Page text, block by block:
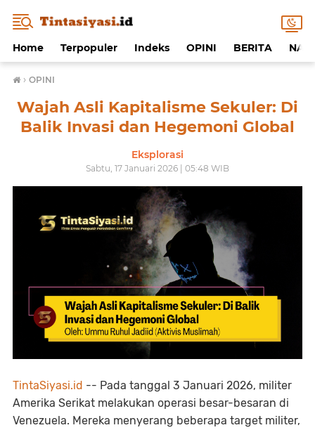
Home Terpopuler Indeks OPINI BERITA
› OPINI
Wajah Asli Kapitalisme Sekuler: Di
Balik Invasi dan Hegemoni Global
Eksplorasi
Sabtu, 17 Januari 2026 | 05:48 WIB
TintaSiyasi.id -- Pada tanggal 3 Januari 2026, militer
Amerika Serikat melakukan operasi besar-besaran di
Venezuela. Mereka menyerang beberapa target militer,